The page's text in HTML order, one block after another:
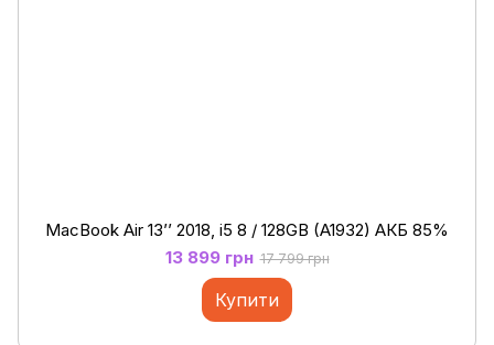
MacBook Air 13’’ 2018, i5 8 / 128GB (A1932) АКБ 85%
13 899 грн 17 799 грн
Купити